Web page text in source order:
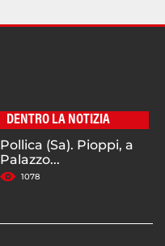
DENTRO LA NOTIZIA
Pollica (Sa). Pioppi, a
Palazzo...
1078